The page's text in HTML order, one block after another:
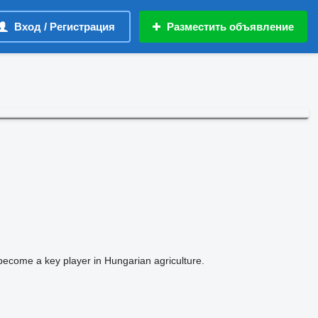
Вход / Регистрация Разместить объявление
a key player in Hungarian agriculture.